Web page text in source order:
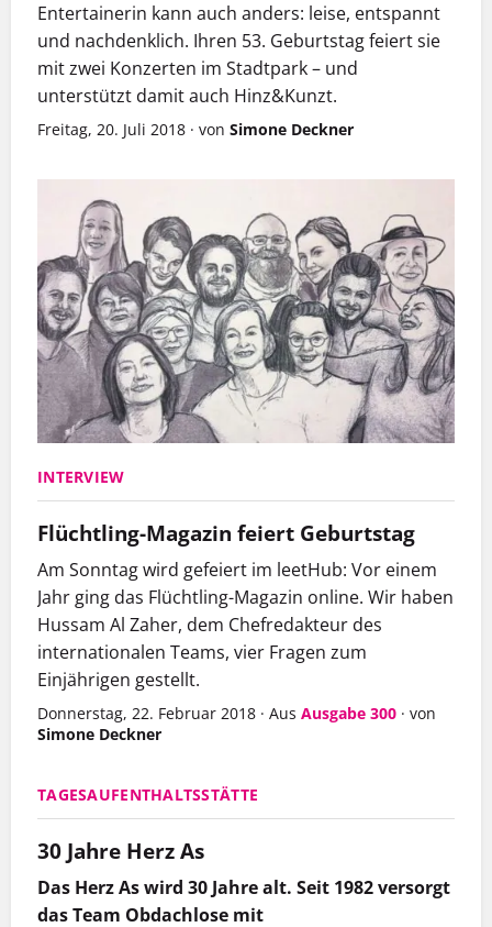
Entertainerin kann auch anders: leise, entspannt
und nachdenklich. Ihren 53. Geburtstag feiert sie
mit zwei Konzerten im Stadtpark – und
unterstützt damit auch Hinz&Kunzt.
Freitag, 20. Juli 2018 · von Simone Deckner
INTERVIEW
Flüchtling-Magazin feiert Geburtstag
Am Sonntag wird gefeiert im leetHub: Vor einem
Jahr ging das Flüchtling-Magazin online. Wir haben
Hussam Al Zaher, dem Chefredakteur des
internationalen Teams, vier Fragen zum
Einjährigen gestellt.
Donnerstag, 22. Februar 2018 · Aus Ausgabe 300 · von
Simone Deckner
TAGESAUFENTHALTSSTÄTTE
30 Jahre Herz As
Das Herz As wird 30 Jahre alt. Seit 1982 versorgt
das Team Obdachlose mit